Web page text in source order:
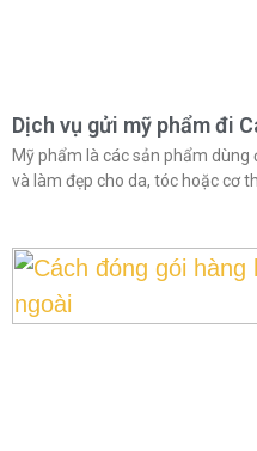
Dịch vụ gửi mỹ phẩm đi
Mỹ phẩm là các sản phẩm
và làm đẹp cho da, tóc hoặc cơ